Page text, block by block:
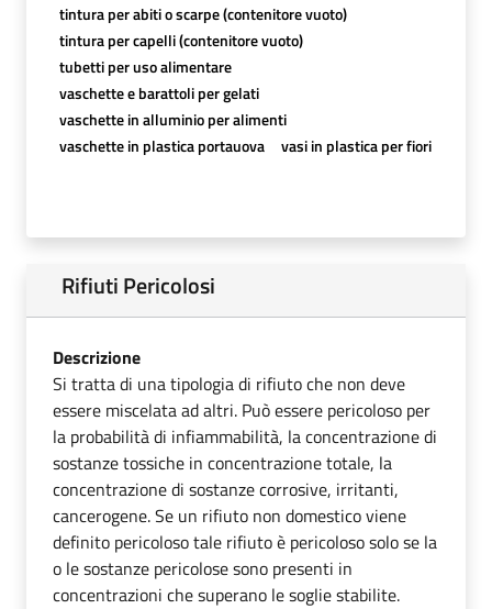
tintura per abiti o scarpe (contenitore vuoto)
tintura per capelli (contenitore vuoto)
tubetti per uso alimentare
vaschette e barattoli per gelati
vaschette in alluminio per alimenti
vaschette in plastica portauova
vasi in plastica per fiori
Rifiuti Pericolosi
Descrizione
Si tratta di una tipologia di rifiuto che non deve
essere miscelata ad altri. Può essere pericoloso per
la probabilità di infiammabilità, la concentrazione di
sostanze tossiche in concentrazione totale, la
concentrazione di sostanze corrosive, irritanti,
cancerogene. Se un rifiuto non domestico viene
definito pericoloso tale rifiuto è pericoloso solo se la
o le sostanze pericolose sono presenti in
concentrazioni che superano le soglie stabilite.